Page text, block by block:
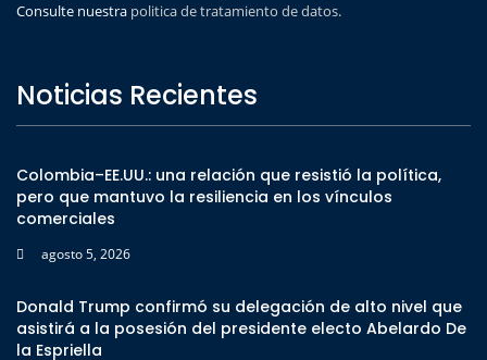
Consulte nuestra politica de tratamiento de datos.
Noticias Recientes
Colombia–EE.UU.: una relación que resistió la política,
pero que mantuvo la resiliencia en los vínculos
comerciales
agosto 5, 2026
Donald Trump confirmó su delegación de alto nivel que
asistirá a la posesión del presidente electo Abelardo De
la Espriella